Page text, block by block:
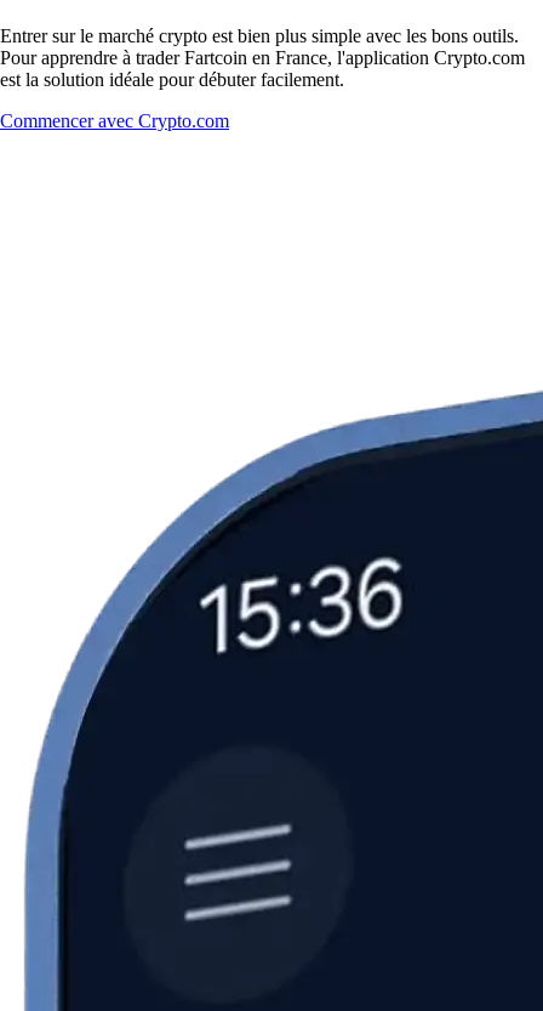
Entrer sur le marché crypto est bien plus simple avec les bons outils.
Pour apprendre à trader Fartcoin en France, l'application Crypto.com
est la solution idéale pour débuter facilement.
Commencer avec Crypto.com